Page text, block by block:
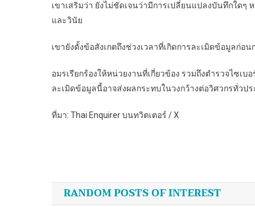
เขาเสริมว่า ยังไม่ชัดเจนว่ามีการเปลี่ยนแปลงบันทึกใด
และวินัย
เขายังตั้งข้อสังเกตถึงช่วงเวลาที่เกิดการละเมิดข้อมูลก่อ
อมรเรียกร้องให้หน่วยงานที่เกี่ยวข้อง รวมถึงตำรวจไซเ
ละเมิดข้อมูลนี้อาจส่งผลกระทบในวงกว้างต่อวิศวกรทั่วปร
ที่มา: Thai Enquirer บนทวิตเตอร์ / X
navigation
RANDOM POSTS OF INTEREST